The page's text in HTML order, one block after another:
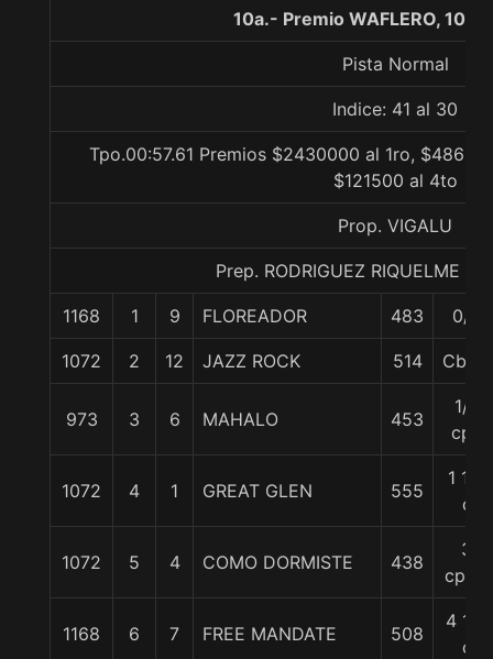
10a.- Premio WAFLERO,
Pista Normal
Indice: 41 al 30
Tpo.00:57.61 Premios $2430000 al 1ro,
$121500 al 4to
Prop. VIGALU
Prep. RODRIGUEZ RIQUELME
1168 1 9 FLOREADOR 483 0/0
1072 2 12 JAZZ ROCK 514 Cbza.
973 3 6 MAHALO 453
1/2
cpo
1072 4 1 GREAT GLEN 555
1 1/2
c
1072 5 4 COMO DORMISTE 438
3
cpos.
1168 6 7 FREE MANDATE 508
4 1/2
c